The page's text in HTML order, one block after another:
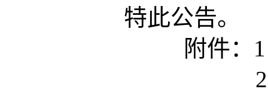
特此公告。
附件：
2．听证